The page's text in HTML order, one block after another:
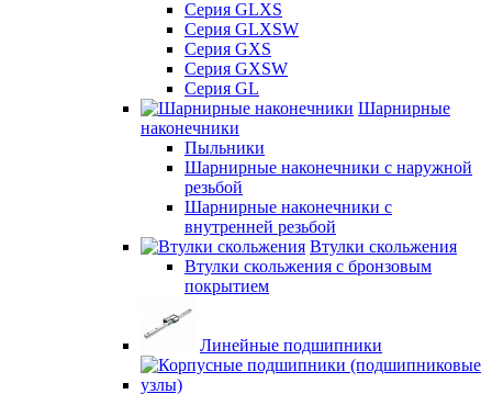
Серия GLXS
Серия GLXSW
Серия GXS
Серия GXSW
Серия GL
Шарнирные
наконечники
Пыльники
Шарнирные наконечники с наружной
резьбой
Шарнирные наконечники с
внутренней резьбой
Втулки скольжения
Втулки скольжения с бронзовым
покрытием
Линейные подшипники